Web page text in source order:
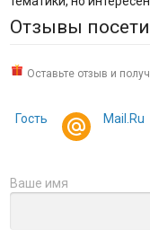
Отзывы
Оставьте отзыв и
Гость Mail.Ru
Ваше имя